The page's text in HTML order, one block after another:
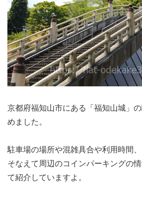
京都府福知山市にある「福知山城」
めました。
駐車場の場所や混雑具合や利用時間
そなえて周辺のコインパーキングの
て紹介していますよ。